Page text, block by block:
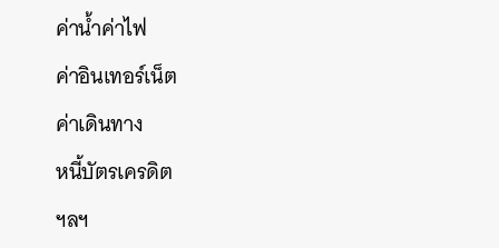
ค่าน้ำค่าไฟ
ค่าอินเทอร์เน็ต
ค่าเดินทาง
หนี้บัตรเครดิต
ฯลฯ